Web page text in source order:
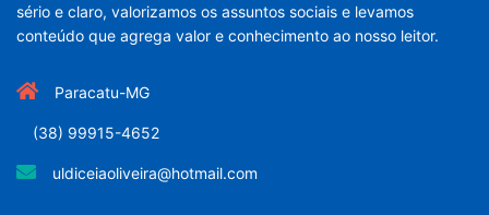
sério e claro, valorizamos os assuntos sociais e levamos
conteúdo que agrega valor e conhecimento ao nosso leitor.
Paracatu-MG
(38) 99915-4652
uldiceiaoliveira@hotmail.com